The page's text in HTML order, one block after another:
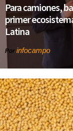
Para camiones,
primer
Latina
Por infocampo